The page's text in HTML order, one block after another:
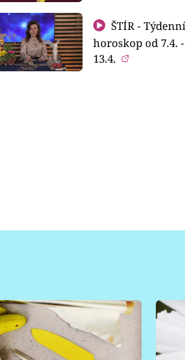
ŠTÍR - Týdenní
horoskop od 7.4. -
13.4.